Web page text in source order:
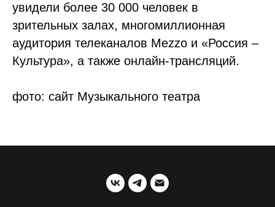
увидели более 30 000 человек в
зрительных залах, многомиллионная
аудитория телеканалов Mezzo и «Россия –
Культура», а также онлайн-трансляций.
фото: сайт Музыкального театра